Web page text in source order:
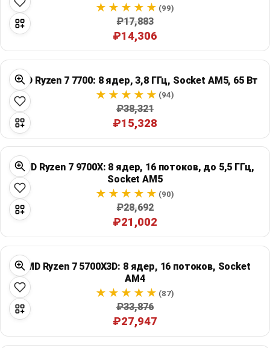
(99)
₽17,883
₽14,306
AMD Ryzen 7 7700: 8 ядер, 3,8 ГГц, Socket AM5, 65 Вт
(94)
₽38,321
₽15,328
AMD Ryzen 7 9700X: 8 ядер, 16 потоков, до 5,5 ГГц,
Socket AM5
(90)
₽28,692
₽21,002
AMD Ryzen 7 5700X3D: 8 ядер, 16 потоков, Socket
AM4
(87)
₽33,876
₽27,947